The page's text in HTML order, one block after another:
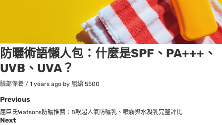
防曬術語懶人包：什麼是SPF、PA+++、
UVB、UVA？
臉部保養 / 1 years ago by 屈編 5500
Previous
屈臣氏Watsons防曬推薦：8款超人氣防曬乳、噴霧與水凝乳完整評比
Next